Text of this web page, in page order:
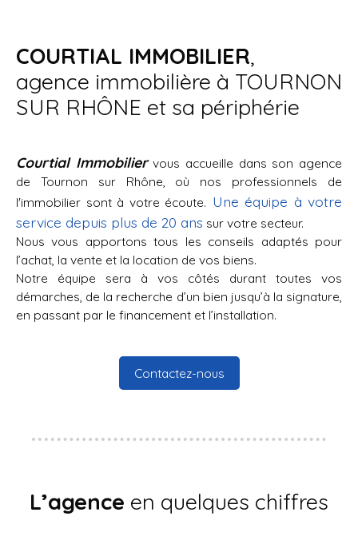
COURTIAL IMMOBILIER,
agence immobilière à TOURNON
SUR RHÔNE et sa périphérie
Courtial Immobiliervous accueille dans son agence
de Tournon sur Rhône, où nos professionnels de
l'immobilier sont à votre écoute. Une équipe à votre
service depuis plus de 20 ans sur votre secteur.
Nous vous apportons tous les conseils adaptés pour
l’achat, la vente et la location de vos biens.
Notre équipe sera à vos côtés durant toutes vos
démarches, de la recherche d’un bien jusqu’à la signature,
en passant par le financement et l’installation.
Contactez-nous
L’agence en quelques chiffres